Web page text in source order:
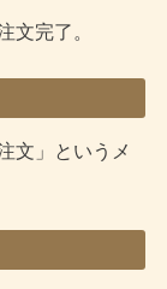
文完了。
文」というメ